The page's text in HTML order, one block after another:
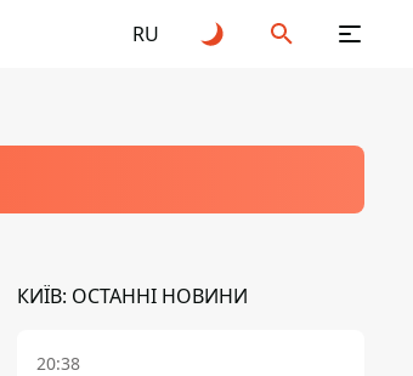
RU
КИЇВ: ОСТАННІ НОВИНИ
20:38